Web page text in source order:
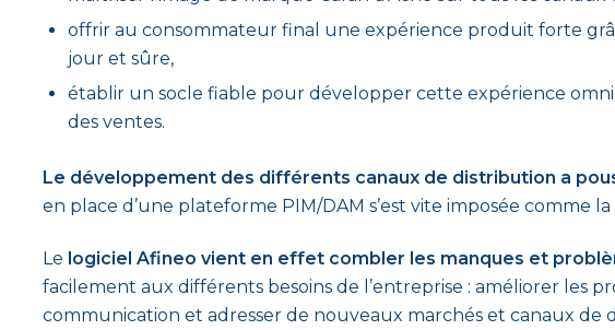
offrir au consommateur final une expérience produit forte
jour et sûre,
établir un socle fiable pour développer cette expérience
des ventes.
Le développement des différents canaux de distribution a
en place d’une plateforme PIM/DAM s’est vite imposée comme
Le logiciel Afineo vient en effet combler les manques et
facilement aux différents besoins de l’entreprise : améliorer les
communication et adresser de nouveaux marchés et canaux de